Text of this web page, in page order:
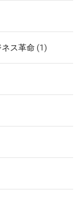
ス革命 (1)